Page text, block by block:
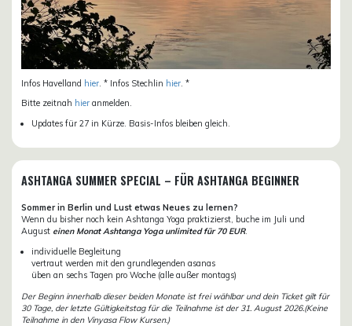
Infos Havelland hier . * Infos Stechlin hier . *
Bitte zeitnah hier anmelden.
Updates für 27 in Kürze. Basis-Infos bleiben gleich.
ASHTANGA SUMMER SPECIAL – FÜR ASHTANGA BEGINNER
Sommer in Berlin und Lust etwas Neues zu lernen?
Wenn du bisher noch kein Ashtanga Yoga praktizierst, buche im Juli und
August einen Monat Ashtanga Yoga unlimited für 70 EUR.
individuelle Begleitung
vertraut werden mit den grundlegenden asanas
üben an sechs Tagen pro Woche (alle außer montags)
Der Beginn innerhalb dieser beiden Monate ist frei wählbar und dein Ticket gilt für
30 Tage, der letzte Gültigkeitstag für die Teilnahme ist der 31. August 2026.(Keine
Teilnahme in den Vinyasa Flow Kursen.)